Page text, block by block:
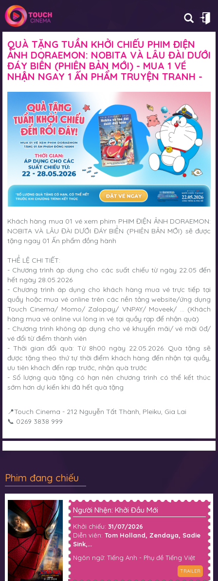
QUÀ TẶNG TUẦN KHỞI CHIẾU PHIM ĐIỆN
ẢNH DORAEMON: NOBITA VÀ LÂU ĐÀI DƯỚI
ĐÁY BIỂN (PHIÊN BẢN MỚI) - MUA 1 VÉ
NHẬN NGAY 1 ẤN PHẨM TRUYỆN TRANH -
Khách hàng mua 01 vé xem phim PHIM ĐIỆN ẢNH DORAEMON:
NOBITA VÀ LÂU ĐÀI DƯỚI ĐÁY BIỂN (PHIÊN BẢN MỚI) sẽ được
tặng ngay 01 Ấn phẩm đồng hành
THỂ LỆ CHI TIẾT:
- Chương trình áp dụng cho các suất chiếu từ ngày 22.05 đến
hết ngày 28.05.2026
- Chương trình áp dụng cho khách hàng mua vé trực tiếp tại
quầy hoặc mua vé online trên các nền tảng website/ứng dụng
Touch Cinema/ Momo/ Zalopay/ VNPAY/ Moveek/ ... (Khách
hàng mua vé online vui lòng in vé tại quầy rạp để nhận quà)
- Chương trình không áp dụng cho vé khuyến mãi/ vé mời 0đ/
vé đổi từ điểm thành viên
- Thời gian đổi quà: Từ 8h00 ngày 22.05.2026. Quà tặng sẽ
được tặng theo thứ tự thời điểm khách hàng đến nhận tại quầy,
ưu tiên khách đến rạp trước, nhận quà trước
- Số lượng quà tặng có hạn nên chương trình có thể kết thúc
sớm hơn dự kiến khi đã hết quà tặng
📍Touch Cinema - 212 Nguyễn Tất Thành, Pleiku, Gia Lai
📞 0269 3838 999
Phim đang chiếu
Người Nhện: Khởi Đầu Mới
Khởi chiếu: 31/07/2026
Diễn viên: Tom Holland, Zendaya, Sadie
Sink,...
Ngôn ngữ: Tiếng Anh - Phụ đề Tiếng Việt
TRAILER